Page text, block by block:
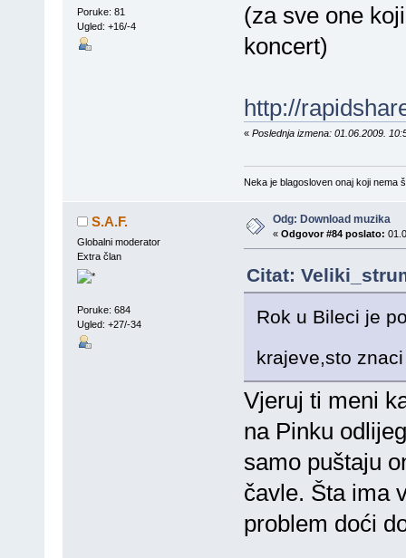
Poruke: 81
Ugled: +16/-4
(za sve one
koncert)
http://
« Poslednja izmena: 01.06.2009.
Neka je blagosloven onaj koji nema
S.A.F.
Globalni moderator
Extra član
Poruke: 684
Ugled: +27/-34
Odg: Download muzika
« Odgovor #84 poslato:
Citat:
Rok u Bileci je
krajeve,sto
Vjeruj ti meni
na Pinku
samo puštaju
čavle. Šta ima
problem doći